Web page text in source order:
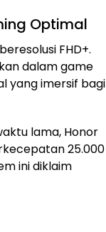
Optimal
FHD+.
dalam game
yang imersif bagi
lama, Honor
25.000
ini diklaim